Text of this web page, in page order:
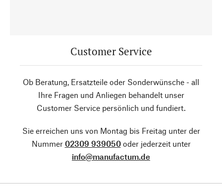
Customer Service
Ob Beratung, Ersatzteile oder Sonderwünsche - all
Ihre Fragen und Anliegen behandelt unser
Customer Service persönlich und fundiert.
Sie erreichen uns von Montag bis Freitag unter der
Nummer 02309 939050oder jederzeit unter
info@manufactum.de